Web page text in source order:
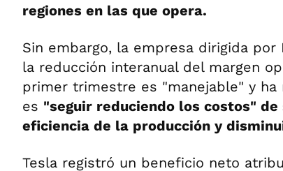
regiones en las que opera.
Sin embargo, la empresa dirigida
la reducción interanual del margen
primer trimestre es "manejable" y
es "seguir reduciendo los costos"
eficiencia de la producción y
Tesla registró un beneficio neto